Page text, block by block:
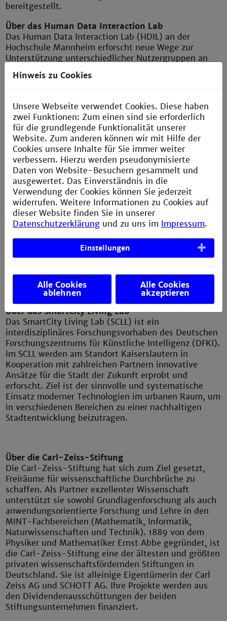
bereitgestellt.
Über das Human Data Interaction Lab
Das Human Data Interaction Lab (HDIL) an der
Hochschule Mannheim erforscht neue Wege zur
Unterstützung unterschiedlicher Nutzergruppen an
und datengetriebener Analyse.
alltagsnahe Visualisierung, Interaktionsdesign und
Usability sowie Datenkompetenz und
Datenvisualisierungsaktivitäten.
Über das Fachgebiet Digitalisierung, Visualisierung
und Monitoring in der Raumplanung
Das Fachgebiet beschäftigt sich in Lehre und
Forschung mit Digitalisierung als
Querschnittsaufgabe und Herausforderung,
mit digitalen, analogen und hybriden Werkzeugen
und Methoden sowie deren Bedeutung für die
räumliche Planung von der Quartiersebene bis zur
Metropolregion. Visualisierung – Verbildlichung –
spielt dabei für Kommunikation und Vermittlung eine
wesentliche Rolle. Daher liegt ein Schwerpunkt auf
Planungsmethoden, die dabei helfen, sich in Analyse,
Problem- bzw. Aufgabenstellung passendes Bild zu
Über das SmartCity Living Lab
Das SmartCity Living Lab (SCLL) ist ein
interdisziplinäres Forschungsvorhaben des Deutschen
Forschungszentrums für Künstliche Intelligenz (DFKI).
Im SCLL werden am Standort Kaiserslautern in
Kooperation mit zahlreichen Partnern innovative
Ansätze für die Stadt der Zukunft erprobt und
erforscht. Ziel ist der sinnvolle und systematische
Einsatz moderner Technologien im urbanen Raum, um
in verschiedenen Bereichen zu einer nachhaltigen
Stadtentwicklung beizutragen.
Über die Carl-Zeiss-Stiftung
Die Carl-Zeiss-Stiftung hat sich zum Ziel gesetzt,
Freiräume für wissenschaftliche Durchbrüche zu
schaffen. Als Partner exzellenter Wissenschaft
unterstützt sie sowohl Grundlagenforschung als auch
anwendungsorientierte Forschung und Lehre in den
MINT-Fachbereichen (Mathematik, Informatik,
Naturwissenschaften und Technik). 1889 von dem
Physiker und Mathematiker Ernst Abbe gegründet, ist
die Carl-Zeiss-Stiftung eine der ältesten und größten
privaten wissenschaftsfördernden Stiftungen in
Deutschland. Sie ist alleinige Eigentümerin der Carl
Zeiss AG und SCHOTT AG. Ihre Projekte werden aus
den Dividendenausschüttungen der beiden
Stiftungsunternehmen finanziert.
Hinweis zu Cookies
Unsere Webseite verwendet Cookies. Diese haben
zwei Funktionen: Zum einen sind sie erforderlich
für die grundlegende Funktionalität unserer
Website. Zum anderen können wir mit Hilfe der
Cookies unsere Inhalte für Sie immer weiter
verbessern. Hierzu werden pseudonymisierte
Daten von Website-Besuchern gesammelt und
ausgewertet. Das Einverständnis in die
Verwendung der Cookies können Sie jederzeit
widerrufen. Weitere Informationen zu Cookies auf
dieser Website finden Sie in unserer
Datenschutzerklärung und zu uns im Impressum.
Einstellungen
Alle Cookies
ablehnen
Alle Cookies
akzeptieren